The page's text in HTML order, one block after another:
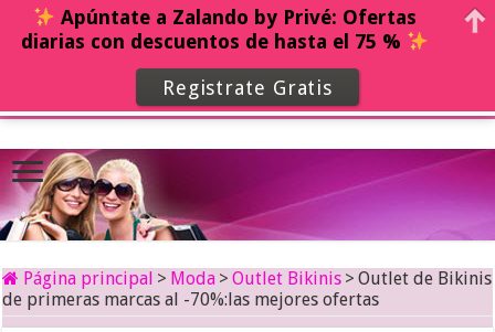
Página principal > Moda > Outlet Bikinis > Outlet de Bikinis
de primeras marcas al -70%:las mejores ofertas
Apúntate a Zalando by Privé: Ofertas
diarias con descuentos de hasta el 75 %
Registrate Gratis